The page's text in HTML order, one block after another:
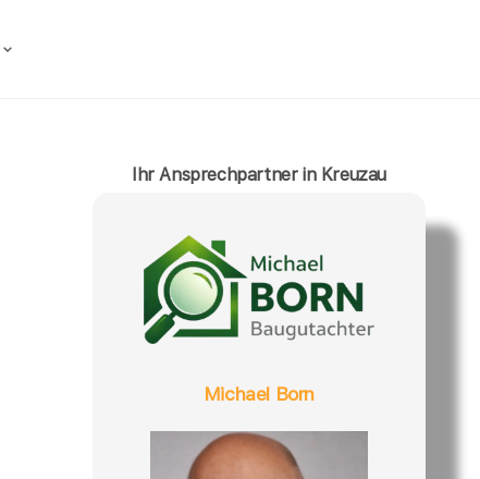
Ihr Ansprechpartner in Kreuzau
Michael Born